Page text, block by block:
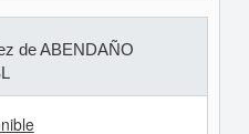
de ABENDAÑO